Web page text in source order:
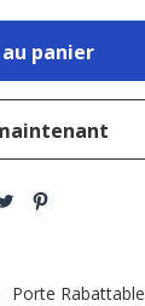
Porte Rabattable